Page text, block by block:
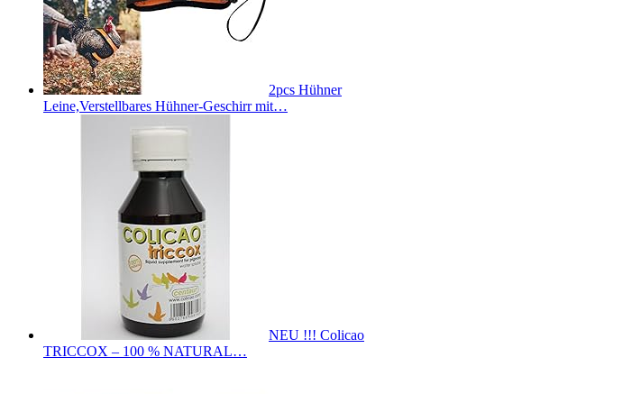
2pcs Hühner
Leine,Verstellbares Hühner-Geschirr mit…
NEU !!! Colicao
TRICCOX – 100 % NATURAL…